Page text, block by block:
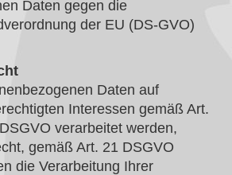
Daten gegen die
der EU (DS-GVO)
Daten auf
Interessen gemäß Art.
verarbeitet werden,
gemäß Art. 21 DSGVO
die Verarbeitung Ihrer